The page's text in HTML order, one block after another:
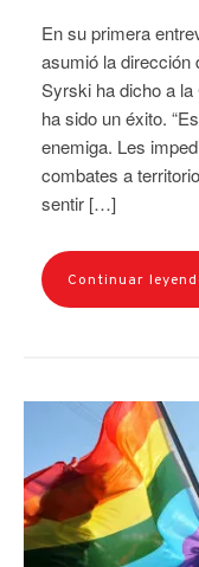
En su primera
asumió la dirección
Syrski ha dicho a
ha sido un éxito.
enemiga. Les
combates a
sentir […]
Continuar